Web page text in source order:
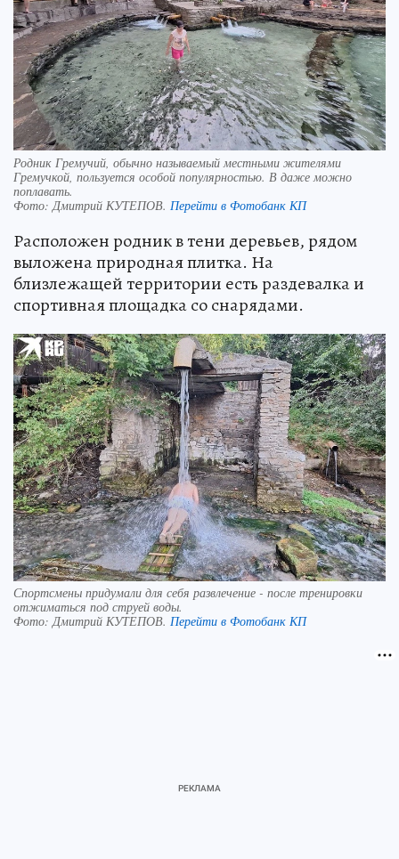
Родник Гремучий, обычно называемый местными жителями
Гремучкой, пользуется особой популярностью. В даже можно
поплавать.
Фото: Дмитрий КУТЕПОВ. Перейти в Фотобанк КП
Расположен родник в тени деревьев, рядом
выложена природная плитка. На
близлежащей территории есть раздевалка и
спортивная площадка со снарядами.
Спортсмены придумали для себя развлечение - после тренировки
отжиматься под струей воды.
Фото:Дмитрий КУТЕПОВ. Перейти в Фотобанк КП